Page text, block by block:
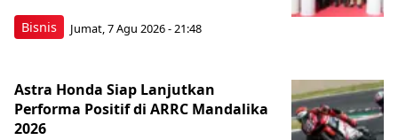
Bisnis Jumat, 7 Agu 2026 - 21:48
Astra Honda Siap Lanjutkan
Performa Positif di ARRC Mandalika
2026